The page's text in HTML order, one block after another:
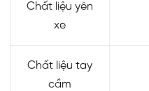
Chất liệu yên
xe
Chất liệu tay
cầm